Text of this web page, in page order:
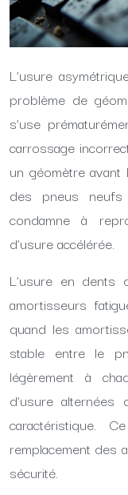
L’usure
problème de
s’use
carrossage
un géomètre
des pneus
condamne à
d’usure accélérée.
L’usure en
amortisseurs
quand les
stable entre le
légèrement à
d’usure
caractéristique.
remplacement des
sécurité.